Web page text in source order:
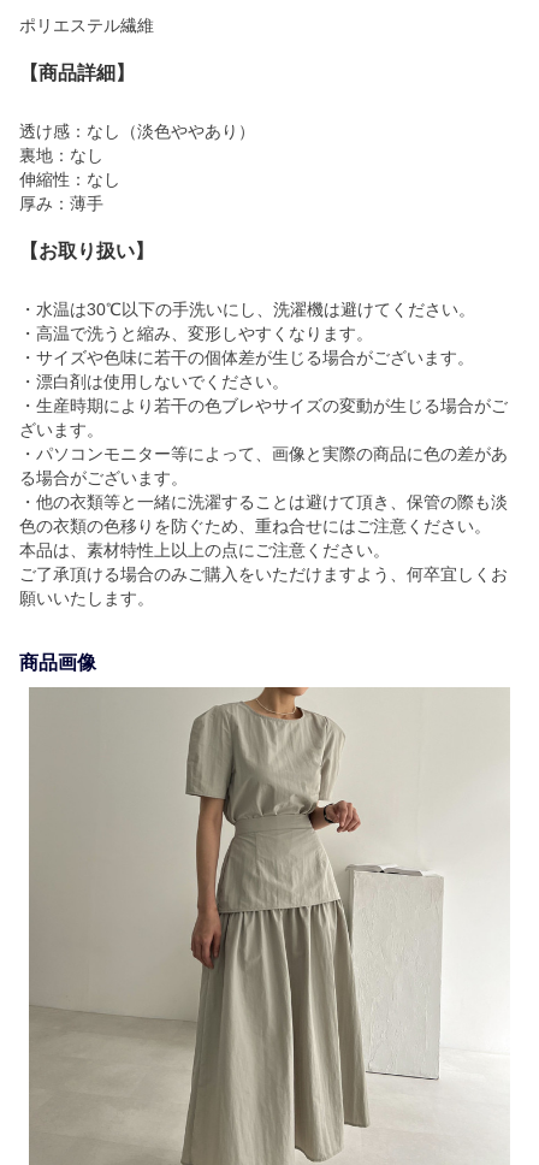
ポリエステル繊維
【商品詳細】
透け感：なし（淡色ややあり）
裏地：なし
伸縮性：なし
厚み：薄手
【お取り扱い】
・水温は30℃以下の手洗いにし、洗濯機は避けてください。
・高温で洗うと縮み、変形しやすくなります。
・サイズや色味に若干の個体差が生じる場合がございます。
・漂白剤は使用しないでください。
・生産時期により若干の色ブレやサイズの変動が生じる場合がご
ざいます。
・パソコンモニター等によって、画像と実際の商品に色の差があ
る場合がございます。
・他の衣類等と一緒に洗濯することは避けて頂き、保管の際も淡
色の衣類の色移りを防ぐため、重ね合せにはご注意ください。
本品は、素材特性上以上の点にご注意ください。
ご了承頂ける場合のみご購入をいただけますよう、何卒宜しくお
願いいたします。
商品画像